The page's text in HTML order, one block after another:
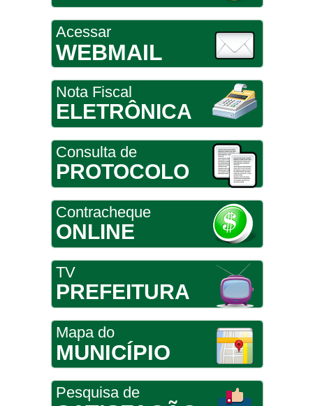
Acessar
WEBMAIL
Nota Fiscal
ELETRÔNICA
Consulta de
PROTOCOLO
Contracheque
ONLINE
TV
PREFEITURA
Mapa do
MUNICÍPIO
Pesquisa de